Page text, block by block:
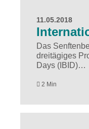
11.05.2018
Das
dreitägiges
Days (IBID)…
2 Min